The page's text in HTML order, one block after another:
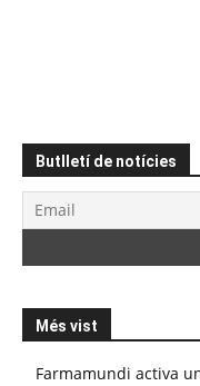
Butlletí de notícies
Més vist
Farmamundi activa